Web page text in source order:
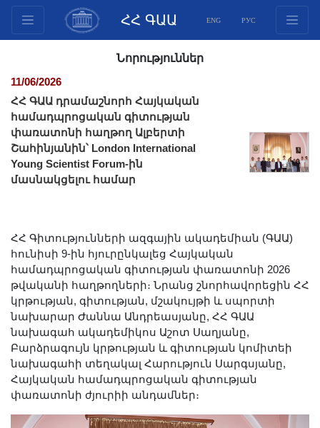
ՀՀ ԳԱԱ ENG РУС
Փաստաթղթեր
Ինովացիոն առաջարկներ
Հրատարակություններ
Հիմնադրամներ
Միջազգային
համագործակցություն
Երիտասարդական
ծրագրեր
Լուսանկարներ
Տեսադարան
Վեբ ռեսուրսներ
Այլ ակադեմիաներ
«Գիտություն» թերթ
Նորություններ
11/06/2026
ՀՀ ԳԱԱ դրամաշնորհ Հայկական
համադպրոցական գիտության
փառատոնի հաղթող Ալբերտի
Շահինյանին՝ London International
Young Scientist Forum-ին
մասնակցելու համար
ՀՀ Գիտությունների ազգային ակադեմիան (ԳԱԱ)
հունիսի 9-ին հյուրընկալեց Հայկական
համադպրոցական գիտության փառատոնի 2026
թվականի հաղթողների։ Նրանց շնորհավորեցին ՀՀ
կրթության, գիտության, մշակույթի և սպորտի
նախարար Ժաննա Անդրեասյանը, ՀՀ ԳԱԱ
նախագահ ակադեմիկոս Աշոտ Սաղյանը,
Բարձրագույն կրթության և գիտության կոմիտեի
նախագահի տեղակալ Հարություն Սարգսյանը,
Հայկական համադպրոցական գիտության
փառատոնի ժյուրիի անդամներ։